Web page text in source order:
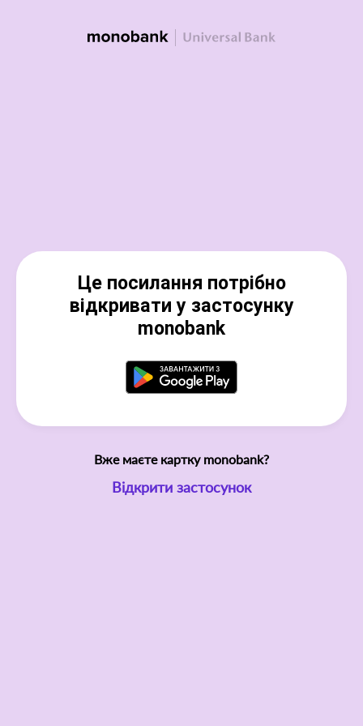
Це посилання потрібно
відкривати у застосунку
monobank
Вже маєте картку monobank?
Відкрити застосунок